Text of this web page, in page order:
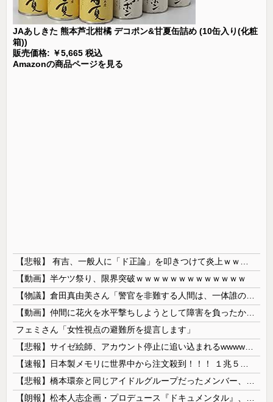
JAあしきた 熊本芦北柑橘 デコポン&甘夏缶詰め (10缶入り(化粧
箱))
販売価格: ￥5,665 税込
Amazonの商品ページを見る
【動画】半ケツ祭り、限界突破ｗｗｗｗｗｗｗｗｗｗｗｗｗ
フェミさん「女性視点の避難所を提言します」